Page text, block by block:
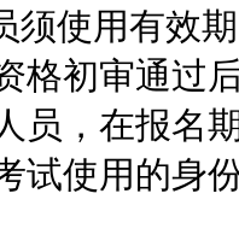
使用有效期
格初审通过
员，在报名
试使用的身